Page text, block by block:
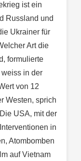
ist ein
Russland und
Ukrainer für
Art die
formulierte
in der
von 12
Westen, sprich
USA, mit der
in
Atombomben
auf Vietnam